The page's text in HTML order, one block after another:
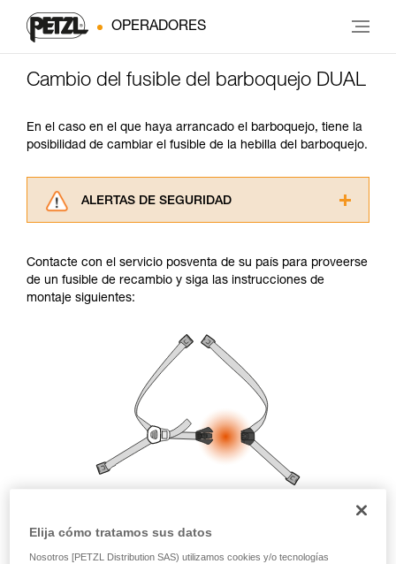
OPERADORES
Cambio del fusible del barboquejo DUAL
En el caso en el que haya arrancado el barboquejo, tiene la
posibilidad de cambiar el fusible de la hebilla del barboquejo.
ALERTAS DE SEGURIDAD
consultarlo. Usted debe comprender la
información de la ficha técnica para poder
comprender este complemento informativo.
y un entrenamiento específico. Confirme a
través de un profesional su capacidad para
ejecutar estas técnicas, solo y con total
seguridad, antes de ejecutarlas de forma
autónoma.
Damos ejemplos de técnicas relacionadas con
su actividad. Pueden existir otras que no
describimos aquí.
Contacte con el servicio posventa de su país para proveerse
de un fusible de recambio y siga las instrucciones de
montaje siguientes:
Elija cómo tratamos sus datos
Nosotros [PETZL Distribution SAS) utilizamos cookies y/o tecnologías